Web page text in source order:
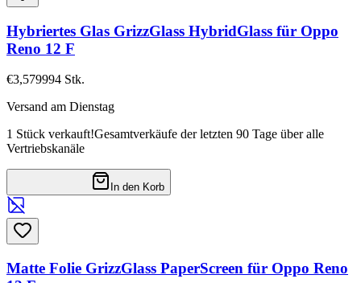
Hybriertes Glas GrizzGlass HybridGlass für Oppo
Reno 12 F
€3,579994 Stk.
Versand am Dienstag
1 Stück verkauft!Gesamtverkäufe der letzten 90 Tage über alle
Vertriebskanäle
In den Korb
Matte Folie GrizzGlass PaperScreen für Oppo Reno